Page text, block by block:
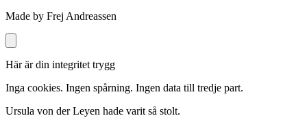
Made by Frej Andreassen
Här är din integritet trygg
Inga cookies. Ingen spårning. Ingen data till tredje part.
Ursula von der Leyen hade varit så stolt.